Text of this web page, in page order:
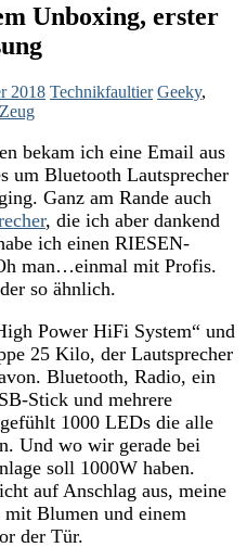
Unboxing, erster
2018 Technikfaultier Geeky,
Zeug
bekam ich eine Email aus
um Bluetooth Lautsprecher
Ganz am Rande auch
, die ich aber dankend
ich einen RIESEN-
man…einmal mit Profis.
so ähnlich.
Power HiFi System“ und
25 Kilo, der Lautsprecher
Bluetooth, Radio, ein
Stick und mehrere
1000 LEDs die alle
Und wo wir gerade bei
soll 1000W haben.
auf Anschlag aus, meine
mit Blumen und einem
der Tür.